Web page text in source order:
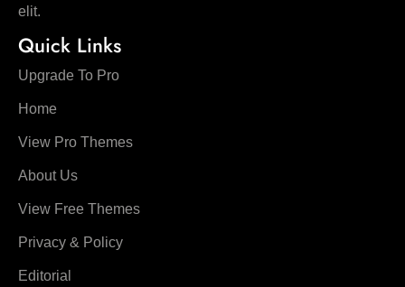
elit.
Quick Links
Upgrade To Pro
Home
View Pro Themes
About Us
View Free Themes
Privacy & Policy
Editorial